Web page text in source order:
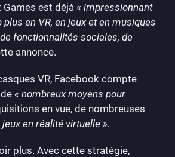
est déjà « impressionnant
en VR, en jeux et en musiques
fonctionnalités sociales, de
annonce.
VR, Facebook compte
« nombreux moyens pour
en vue, de nombreuses
en réalité virtuelle ».
plus. Avec cette stratégie,